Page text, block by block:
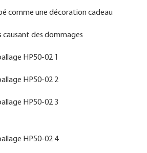
comme une décoration cadeau
causant des dommages